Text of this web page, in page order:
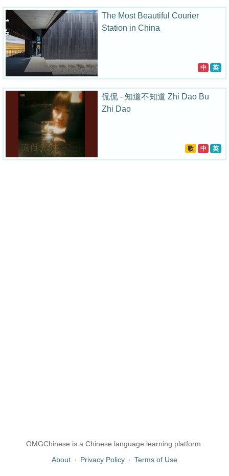
The Most Beautiful Courier
Station in China
中 英
侃侃 - 知道不知道 Zhi Dao Bu
Zhi Dao
歌 中 英
OMGChinese is a Chinese language learning platform.
About · Privacy Policy · Terms of Use